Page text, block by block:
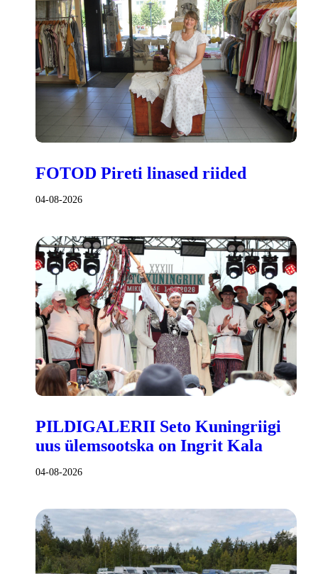
FOTOD Pireti linased riided
04-08-2026
PILDIGALERII Seto Kuningriigi
uus ülemsootska on Ingrit Kala
04-08-2026